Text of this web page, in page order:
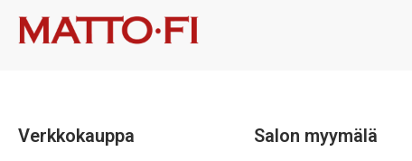
useampi
muunnelma.
tuotteen
tuotteen
Verkkokauppa Salon myymälä